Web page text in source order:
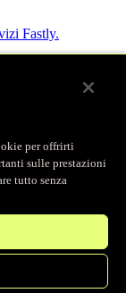
Fastly.
per offrirti
sulle prestazioni
tutto senza